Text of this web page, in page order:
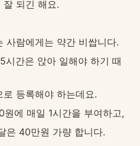
잘 되긴 해요.
사람에게는 약간 비쌉니다.
시간은 앉아 일해야 하기 때
등록해야 하는데요.
은 40만원 가량 합니다.